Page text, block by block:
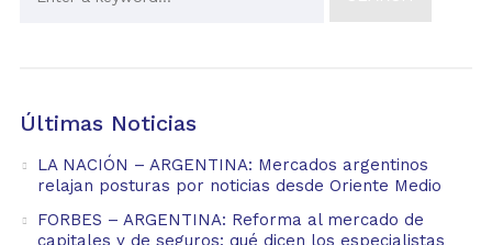
Últimas Noticias
LA NACIÓN – ARGENTINA: Mercados argentinos
relajan posturas por noticias desde Oriente Medio
FORBES – ARGENTINA: Reforma al mercado de
capitales y de seguros: qué dicen los especialistas